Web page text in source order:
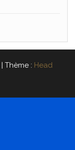
| Thème : Head